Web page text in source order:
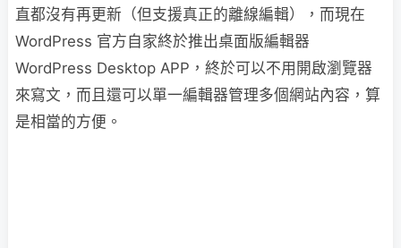
直都沒有再更新（但支援真正的離線編輯），而現在
WordPress 官方自家終於推出桌面版編輯器
WordPress Desktop APP，終於可以不用開啟瀏覽器
來寫文，而且還可以單一編輯器管理多個網站內容，算
是相當的方便。